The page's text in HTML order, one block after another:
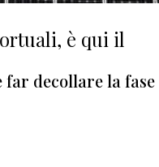
è qui il
far decollare la fase